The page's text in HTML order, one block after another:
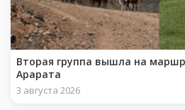
Вторая группа вышла на
Арарата
3 августа 2026